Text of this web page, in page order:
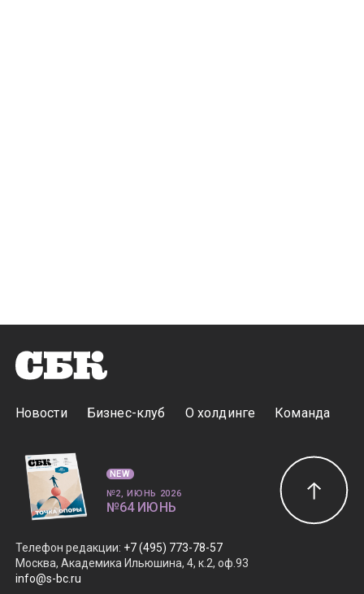
Новости Бизнес-клуб О холдинге Команда
Телефон редакции: +7 (495) 773-78-57
Москва, Академика Ильюшина, 4, к.2, оф.93
info@s-bc.ru
NEW
№2, ИЮНЬ 2026
№64 ИЮНЬ